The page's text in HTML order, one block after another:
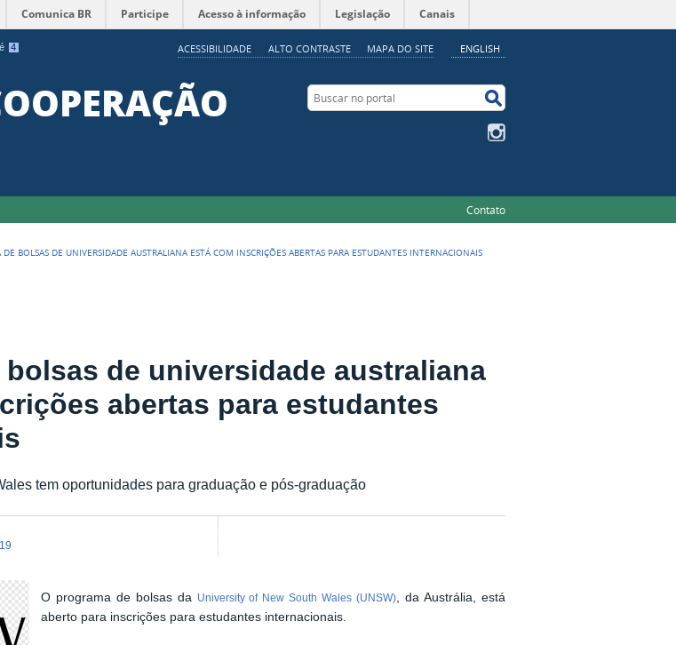
4 ENGLISH
ACESSIBILIDADE ALTO CONTRASTE MAPA DO SITE
Comunica BR Participe Acesso à informação Legislação Canais
Buscar no portal
Contato
DE BOLSAS DE UNIVERSIDADE AUSTRALIANA ESTÁ COM INSCRIÇÕES ABERTAS PARA ESTUDANTES INTERNACIONAIS
bolsas de universidade australiana
abertas para estudantes
tem oportunidades para graduação e pós-graduação
O programa de bolsas da University of New South Wales (UNSW) , da Austrália,
está
aberto para inscrições para estudantes internacionais.